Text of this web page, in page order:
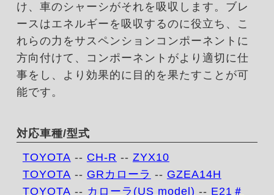
け、車のシャーシがそれを吸収します。ブレ
ースはエネルギーを吸収するのに役立ち、こ
れらの力をサスペンションコンポーネントに
方向付けて、コンポーネントがより適切に仕
事をし、より効果的に目的を果たすことが可
能です。
対応車種/型式
TOYOTA -- CH-R -- ZYX10
TOYOTA -- GRカローラ -- GZEA14H
TOYOTA -- カローラ(US model) -- E21＃